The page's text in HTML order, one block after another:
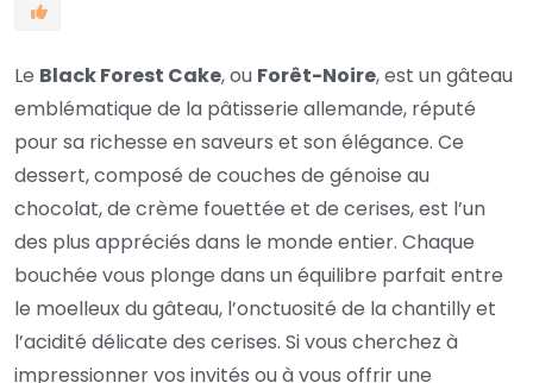
Le Black Forest Cake, ou Forêt-Noire, est un gâteau
emblématique de la pâtisserie allemande, réputé
pour sa richesse en saveurs et son élégance. Ce
dessert, composé de couches de génoise au
chocolat, de crème fouettée et de cerises, est l’un
des plus appréciés dans le monde entier. Chaque
bouchée vous plonge dans un équilibre parfait entre
le moelleux du gâteau, l’onctuosité de la chantilly et
l’acidité délicate des cerises. Si vous cherchez à
impressionner vos invités ou à vous offrir une